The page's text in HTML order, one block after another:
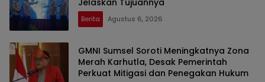
Jelaskan Tujuannya
Berita Agustus 6, 2026
GMNI Sumsel Soroti Meningkatnya Zona
Merah Karhutla, Desak Pemerintah
Perkuat Mitigasi dan Penegakan Hukum